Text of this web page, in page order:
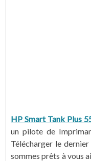
HP Smart Tank Plus
un pilote de
Télécharger le
sommes prêts à vous